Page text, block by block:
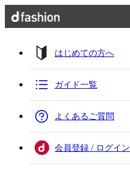
はじめての方へ
ガイド一覧
よくあるご質問
会員登録 / ログイン